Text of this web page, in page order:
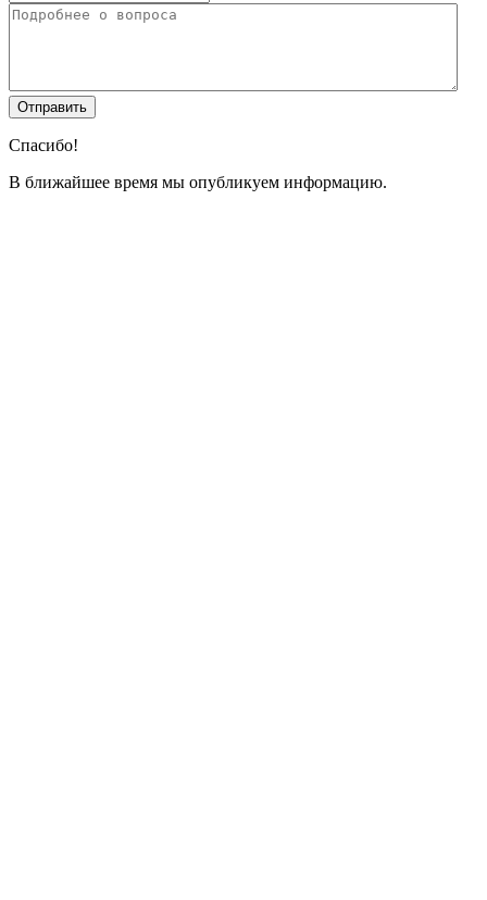
Спасибо!
В ближайшее время мы опубликуем информацию.